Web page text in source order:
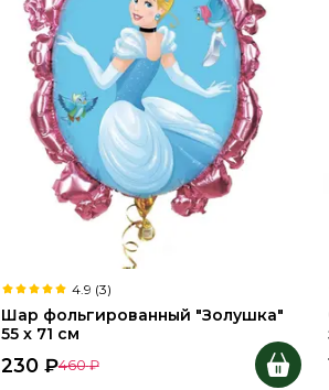
4.9 (3)
Шар фольгированный "Золушка"
55 х 71 см
230 ₽460 ₽